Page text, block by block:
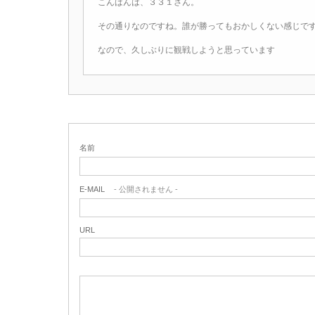
その通りなのですね。誰が勝ってもおかしくない感じで
なので、久しぶりに観戦しようと思っています
名前
E-MAIL - 公開されません -
URL